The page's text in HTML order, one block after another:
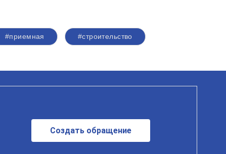
#приемная #строительство
Создать обращение